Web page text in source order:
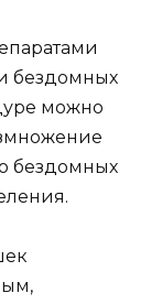
бездомных
можно
бездомных